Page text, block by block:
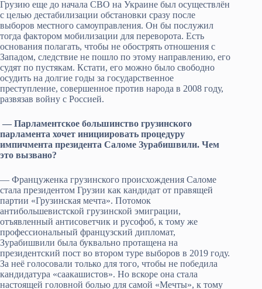
Грузию еще до начала СВО на Украине был осуществлён
с целью дестабилизации обстановки сразу после
выборов местного самоуправления. Он бы послужил
тогда фактором мобилизации для переворота. Есть
основания полагать, чтобы не обострять отношения с
Западом, следствие не пошло по этому направлению, его
судят по пустякам. Кстати, его можно было свободно
осудить на долгие годы за государственное
преступление, совершенное против народа в 2008 году,
развязав войну с Россией.
— Парламентское большинство грузинского
парламента хочет инициировать процедуру
импичмента президента Саломе Зурабишвили. Чем
это вызвано?
— Француженка грузинского происхождения Саломе
стала президентом Грузии как кандидат от правящей
партии «Грузинская мечта». Потомок
антибольшевистской грузинской эмиграции,
отъявленный антисоветчик и русофоб, к тому же
профессиональный французский дипломат,
Зурабишвили была буквально протащена на
президентский пост во втором туре выборов в 2019 году.
За неё голосовали только для того, чтобы не победила
кандидатура «саакашистов». Но вскоре она стала
настоящей головной болью для самой «Мечты», к тому